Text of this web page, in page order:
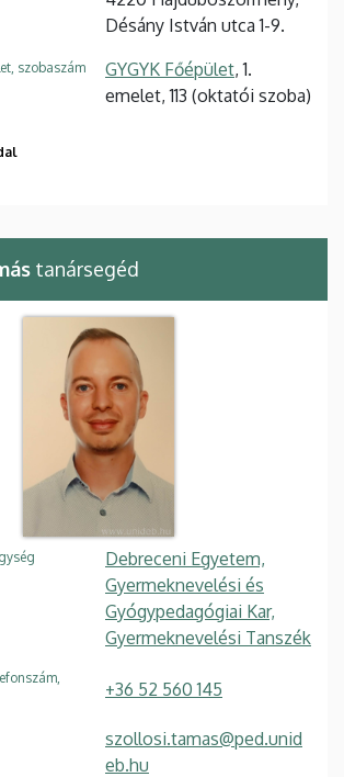
Désány István utca 1-9.
szobaszám GYGYK Főépület, 1.
emelet, 113 (oktatói szoba)
tanársegéd
Debreceni Egyetem,
Gyermeknevelési és
Gyógypedagógiai Kar,
Gyermeknevelési Tanszék
+36 52 560 145
szollosi.tamas@ped.unid
eb.hu